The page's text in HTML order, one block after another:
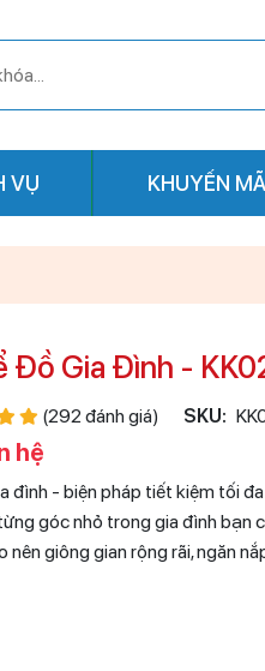
VỤ KHUYẾN
Đồ Gia Đình -
(292 đánh giá) SKU:
hệ
đình - biện pháp tiết kiệm tối
góc nhỏ trong gia đình bạn
nên giông gian rộng rãi, ngăn